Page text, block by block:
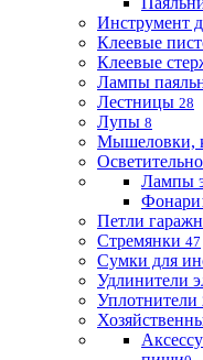
Инструмент
Клеевые
Клеевые
Лампы
Лестницы 28
Лупы 8
Мышеловки,
Лампы
Фонари
Петли
Стремянки 47
Сумки для
Удлинители
Уплотнители